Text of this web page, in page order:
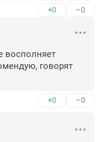
+0 –0
восполняет
говорят
+0 –0